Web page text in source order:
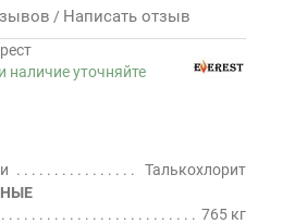
/ Написать отзыв
наличие уточняйте
Талькохлорит
765 кг